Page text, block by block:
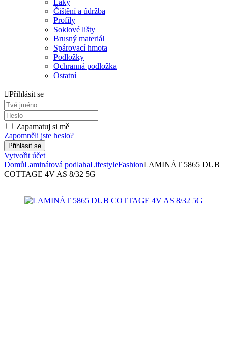
Laky
Čištění a údržba
Profily
Soklové lišty
Brusný materiál
Spárovací hmota
Podložky
Ochranná podložka
Ostatní
Přihlásit se
Zapamatuj si mě
Zapomněli jste heslo?
Vytvořit účet
DomůLaminátová podlahaLifestyleFashionLAMINÁT 5865 DUB
COTTAGE 4V AS 8/32 5G